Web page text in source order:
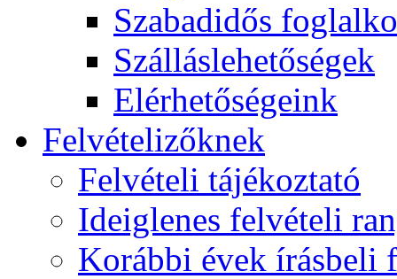
Szabadidős
Szálláslehetőségek
Elérhetőségeink
Felvételizőknek
Felvételi tájékoztató
Ideiglenes felvételi
Korábbi évek írásbeli